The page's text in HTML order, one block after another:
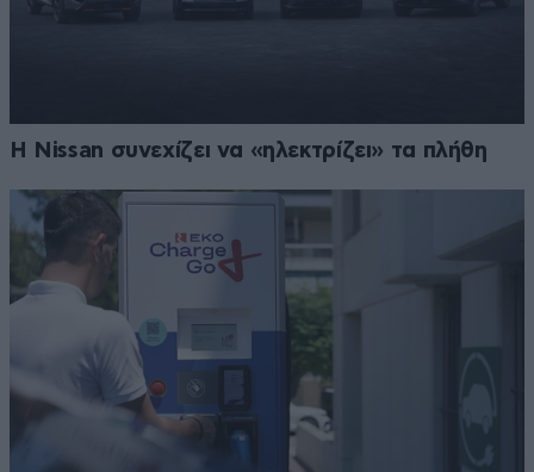
Η Nissan συνεχίζει να «ηλεκτρίζει» τα πλήθη